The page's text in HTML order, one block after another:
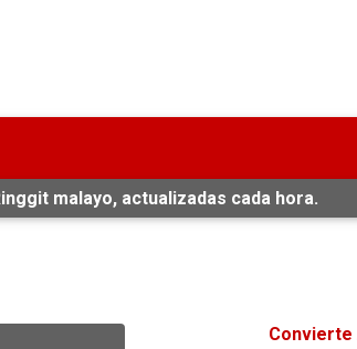
malayo, actualizadas cada hora.
Convierte